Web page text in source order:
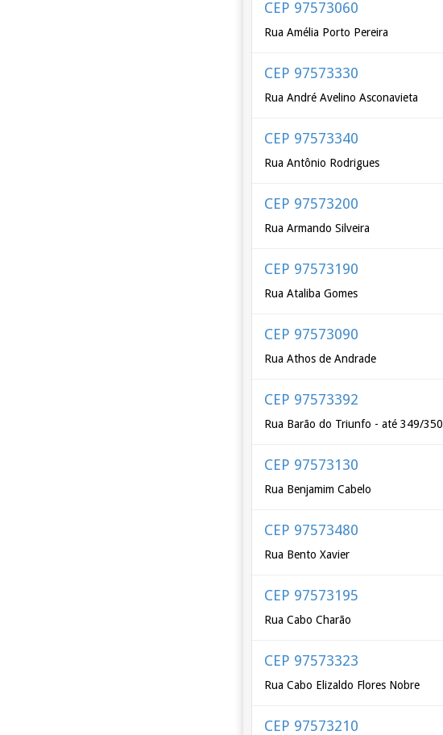
CEP 97573060
Rua Amélia Porto Pereira
CEP 97573330
Rua André Avelino Asconavieta
CEP 97573340
Rua Antônio Rodrigues
CEP 97573200
Rua Armando Silveira
CEP 97573190
Rua Ataliba Gomes
CEP 97573090
Rua Athos de Andrade
CEP 97573392
Rua Barão do Triunfo - até 349/350
CEP 97573130
Rua Benjamim Cabelo
CEP 97573480
Rua Bento Xavier
CEP 97573195
Rua Cabo Charão
CEP 97573323
Rua Cabo Elizaldo Flores Nobre
CEP 97573210